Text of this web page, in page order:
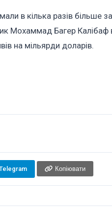
в кілька разів більше
Мохаммад Багер Калібаф
на мільярди доларів.
Копіювати